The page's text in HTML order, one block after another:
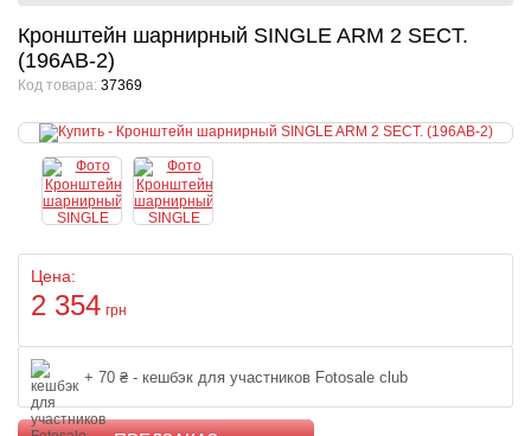
Кронштейн шарнирный SINGLE ARM 2 SECT.
(196AB-2)
Код товара: 37369
Цена:
2 354 грн
+ 70 ₴ - кешбэк для участников Fotosale club